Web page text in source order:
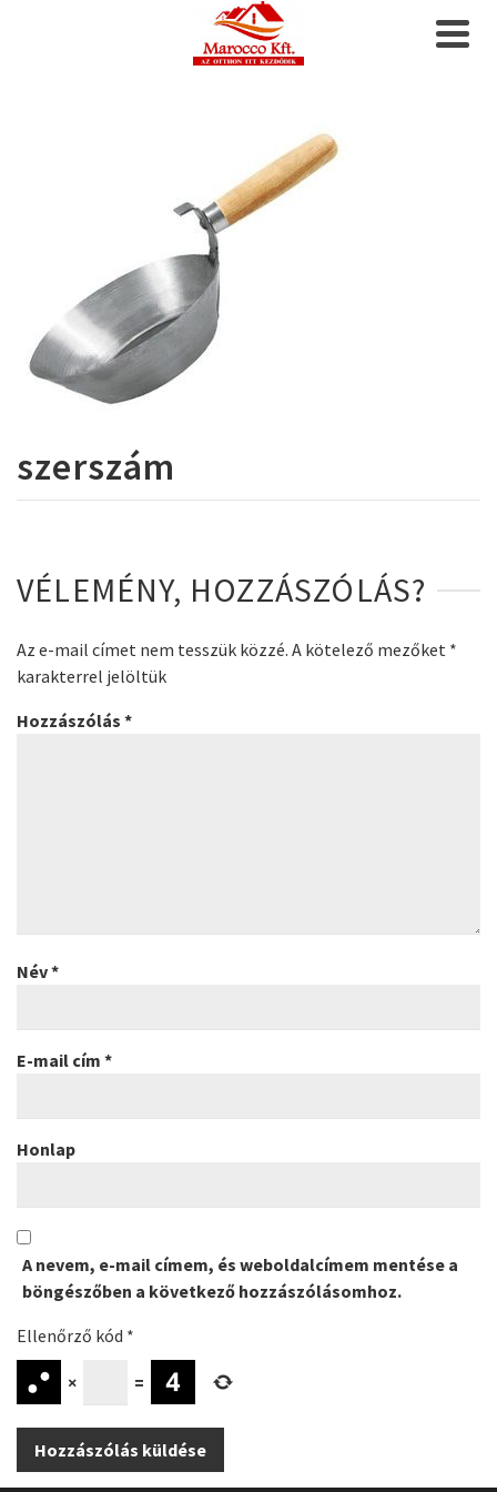
szerszám
VÉLEMÉNY, HOZZÁSZÓLÁS?
Az e-mail címet nem tesszük közzé. A kötelező mezőket *
karakterrel jelöltük
Hozzászólás *
Név*
E-mail cím *
Honlap
A nevem, e-mail címem, és weboldalcímem mentése a
böngészőben a következő hozzászólásomhoz.
Ellenőrző kód *
× =